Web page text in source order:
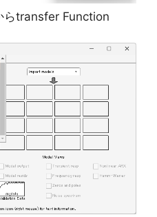
transfer Function